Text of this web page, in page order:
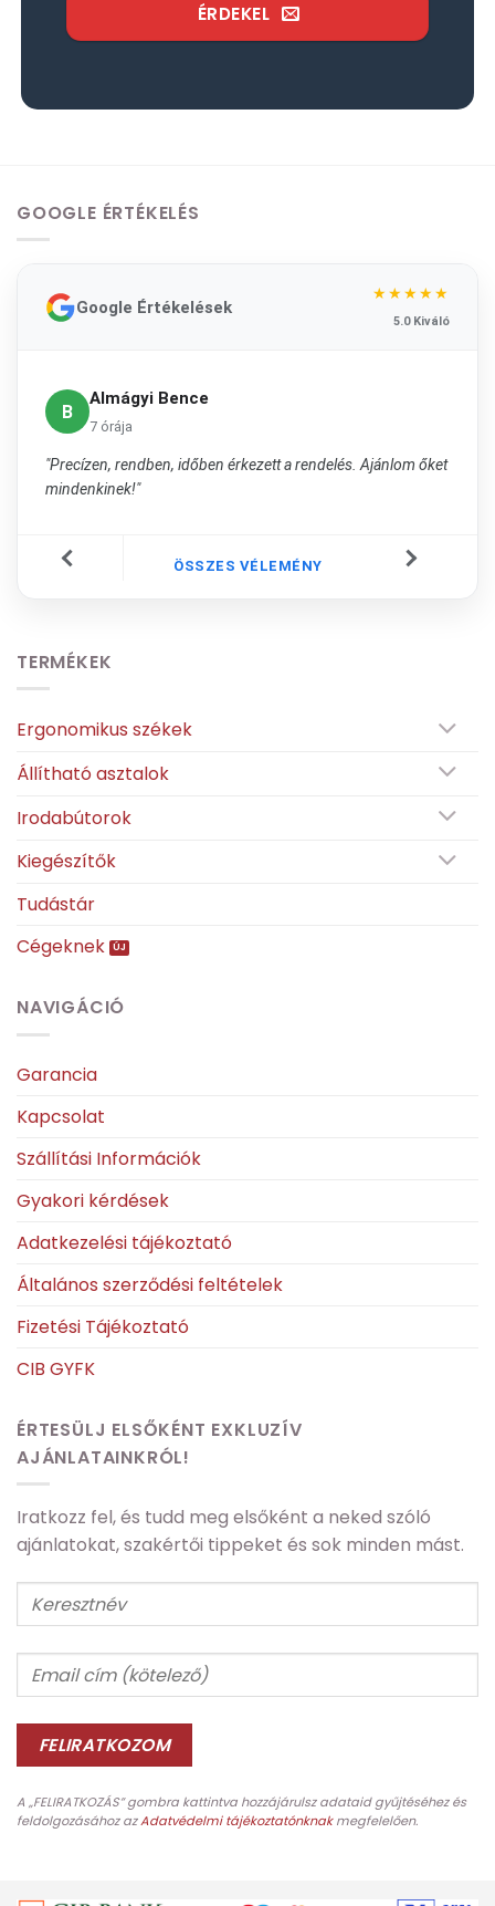
ÉRDEKEL
GOOGLE ÉRTÉKELÉS
Google Értékelések
★★★★★
5.0 Kiváló
B
Almágyi Bence
7 órája
"Precízen, rendben, időben érkezett a rendelés. Ajánlom őket
mindenkinek!"
ÖSSZES VÉLEMÉNY
TERMÉKEK
Ergonomikus székek
Állítható asztalok
Irodabútorok
Kiegészítők
Tudástár
Cégeknek
NAVIGÁCIÓ
Garancia
Kapcsolat
Szállítási Információk
Gyakori kérdések
Adatkezelési tájékoztató
Általános szerződési feltételek
Fizetési Tájékoztató
CIB GYFK
ÉRTESÜLJ ELSŐKÉNT EXKLUZÍV
AJÁNLATAINKRÓL!
Iratkozz fel, és tudd meg elsőként a neked szóló
ajánlatokat, szakértői tippeket és sok minden mást.
A „FELIRATKOZÁS” gombra kattintva hozzájárulsz adataid gyűjtéséhez és
feldolgozásához azAdatvédelmi tájékoztatónknakmegfelelően.